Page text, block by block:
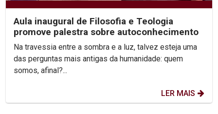
Aula inaugural de Filosofia e Teologia
promove palestra sobre autoconhecimento
Na travessia entre a sombra e a luz, talvez esteja uma
das perguntas mais antigas da humanidade: quem
somos, afinal?...
LER MAIS